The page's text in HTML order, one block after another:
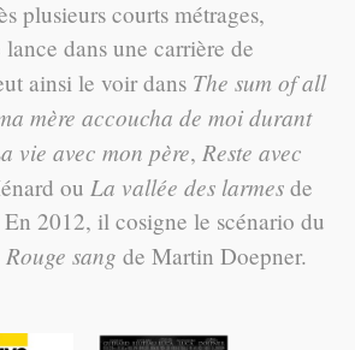
plusieurs courts métrages,
dans une carrière de
ainsi le voir dans The sum of all
mère accoucha de moi durant
vie avec mon père,Reste avec
ouLa vallée des larmes de
2012, il cosigne le scénario du
Rouge sang de Martin Doepner.